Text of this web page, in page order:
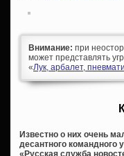
Внимание: при
может представлять
«Лук, арбалет,
Известно о них очень
десантного командного
«Русская служба